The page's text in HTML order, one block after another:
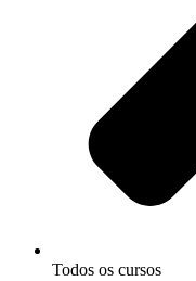
Todos os cursos